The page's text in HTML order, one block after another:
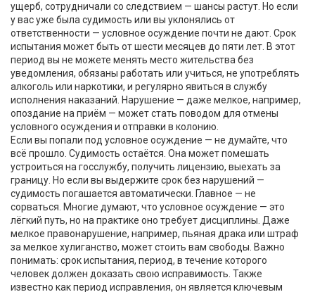
ущерб, сотрудничали со следствием — шансы растут. Но если
у вас уже была судимость или вы уклонялись от
ответственности — условное осуждение почти не дают. Срок
испытания может быть от шести месяцев до пяти лет. В этот
период вы не можете менять место жительства без
уведомления, обязаны работать или учиться, не употреблять
алкоголь или наркотики, и регулярно явиться в службу
исполнения наказаний. Нарушение — даже мелкое, например,
опоздание на приём — может стать поводом для отмены
условного осуждения и отправки в колонию.
Если вы попали под условное осуждение — не думайте, что
всё прошло. Судимость остаётся. Она может помешать
устроиться на госслужбу, получить лицензию, выехать за
границу. Но если вы выдержите срок без нарушений —
судимость погашается автоматически. Главное — не
сорваться. Многие думают, что условное осуждение — это
лёгкий путь, но на практике оно требует дисциплины. Даже
мелкое правонарушение, например, пьяная драка или штраф
за мелкое хулиганство, может стоить вам свободы. Важно
понимать: срок испытания, период, в течение которого
человек должен доказать свою исправимость . Также
известно какпериод исправления, он является ключевым